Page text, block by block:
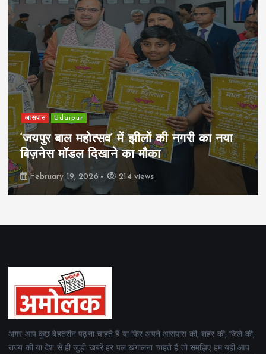
खेल Udaipur
पिम्स मेवाड़ कप 2026: क्रॉसवर्ड व आदित्यम
रियल स्टेट्स ने मुकाबले जीते
February 19, 2026 164 views
अगर आप कुछ बेहतरीन पढ़ना चाहते हैं या फिर अपने आसपास की, शहर की, जिले की,
राज्य की या देश से ही जुड़ी खबरें हर पल खंगालना चाहते हैं तो समझिए हम यही आप